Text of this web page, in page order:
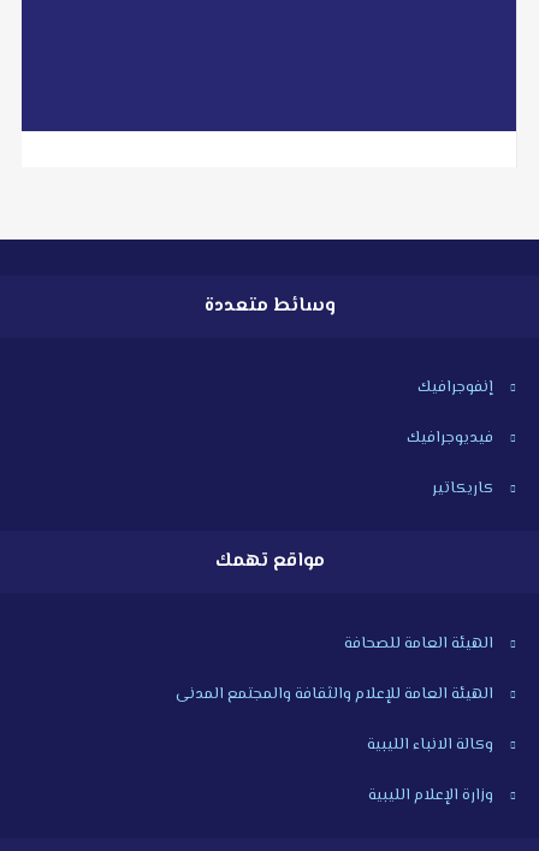
وسائط متعددة
إنفوجرافيك
فيديوجرافيك
كاريكاتير
مواقع تهمك
الهيئة العامة للصحافة
الهيئة العامة للإعلام والثقافة والمجتمع المدنى
وكالة الانباء الليبية
وزارة الإعلام الليبية